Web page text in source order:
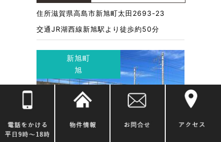
住所滋賀県高島市新旭町太田2693-23
交通JR湖西線新旭駅より徒歩約50分
新旭町
旭